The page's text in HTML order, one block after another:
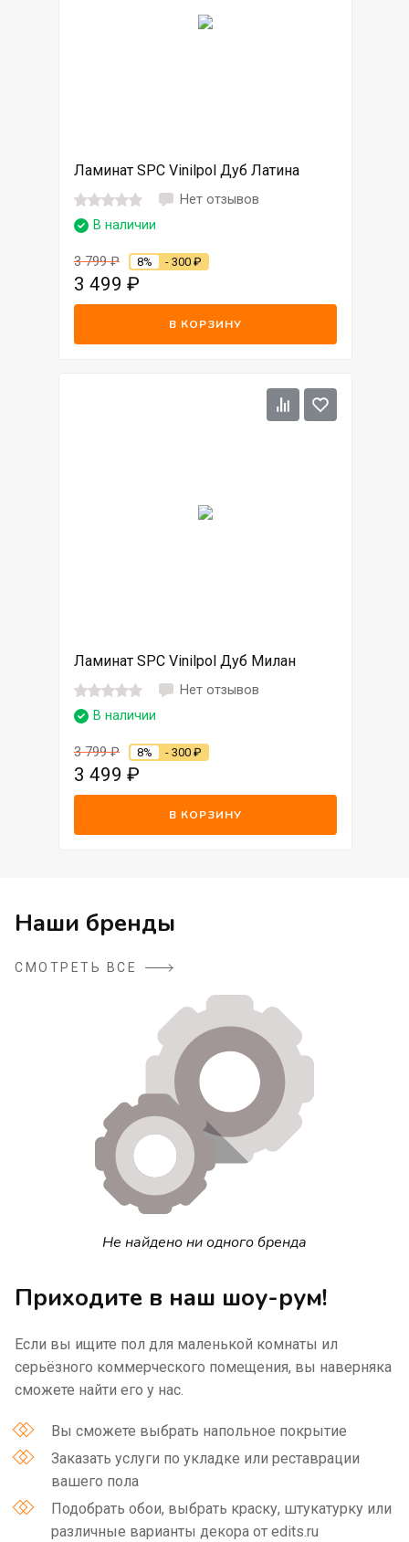
Ламинат SPC Vinilpol Дуб Латина
Нет отзывов
В наличии
3 799₽ 8% - 300 ₽
3 499 ₽
В КОРЗИНУ
Ламинат SPC Vinilpol Дуб Милан
Нет отзывов
В наличии
3 799₽ 8% - 300 ₽
3 499 ₽
В КОРЗИНУ
Наши бренды
СМОТРЕТЬ ВСЕ
Не найдено ни одного бренда
Приходите в наш шоу-рум!
Если вы ищите пол для маленькой комнаты ил
серьёзного коммерческого помещения, вы наверняка
сможете найти его у нас.
Вы сможете выбрать напольное покрытие
Заказать услуги по укладке или реставрации
вашего пола
Подобрать обои, выбрать краску, штукатурку или
различные варианты декора от edits.ru